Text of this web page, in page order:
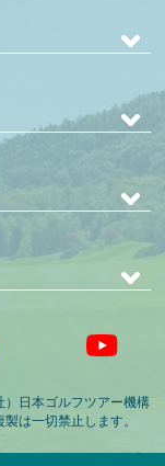
）日本ゴルフツアー機構
は一切禁止します。